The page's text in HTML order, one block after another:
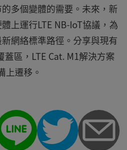
多個變體的需要。未來，新
上運行LTE NB-IoT協議，為
網絡標準路徑。分享與現有
區，LTE Cat. M1解決方案
上遷移。